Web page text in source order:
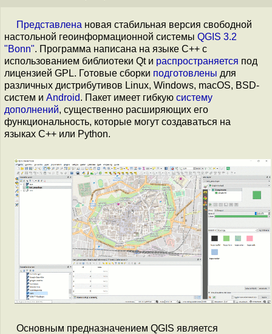
Представлена новая стабильная версия свободной
настольной геоинформационной системы QGIS 3.2
"Bonn". Программа написана на языке С++ с
использованием библиотеки Qt и распространяется под
лицензией GPL. Готовые сборки подготовлены для
различных дистрибутивов Linux, Windows, macOS, BSD-
систем и Android. Пакет имеет гибкую систему
дополнений, существенно расширяющих его
функциональность, которые могут создаваться на
языках С++ или Python.
Основным предназначением QGIS является